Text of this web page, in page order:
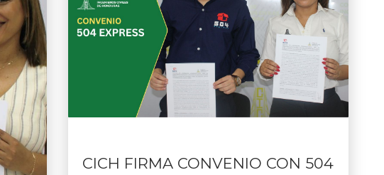
CICH FIRMA CONVENIO CON 504